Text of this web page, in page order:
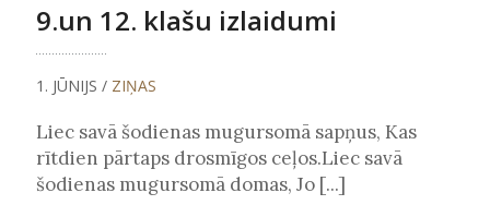
9.un 12. klašu izlaidumi
1. JŪNIJS / ZIŅAS
Liec savā šodienas mugursomā sapņus, Kas
rītdien pārtaps drosmīgos ceļos.Liec savā
šodienas mugursomā domas, Jo [...]